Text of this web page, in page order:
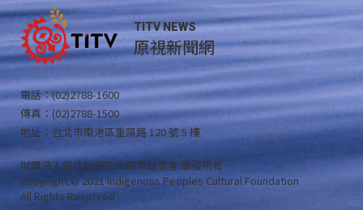
TITV NEWS
原視新聞網
電話：(02)2788-1600
傳真：(02)2788-1500
地址：台北市南港區重陽路 120 號 5 樓
財團法人原住民族文化事業基金會 版權所有
Copyright © 2021 Indigenous Peoples Cultural Foundation
All Rights Reserved .